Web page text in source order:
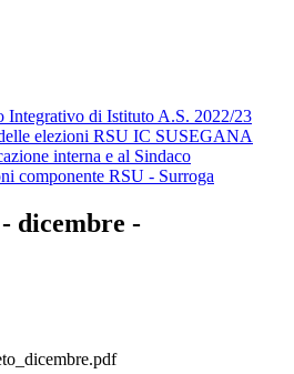
Integrativo di Istituto A.S. 2022/23
elezioni RSU IC SUSEGANA
interna e al Sindaco
componente RSU - Surroga
dicembre -